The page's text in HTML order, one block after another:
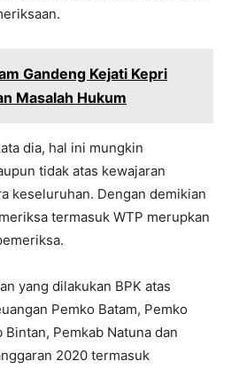
Gandeng Kejati Kepri
Masalah Hukum
dia, hal ini mungkin
tidak atas kewajaran
keseluruhan. Dengan demikian
termasuk WTP merupkan
yang dilakukan BPK atas
Pemko Batam, Pemko
Pemkab Natuna dan
2020 termasuk